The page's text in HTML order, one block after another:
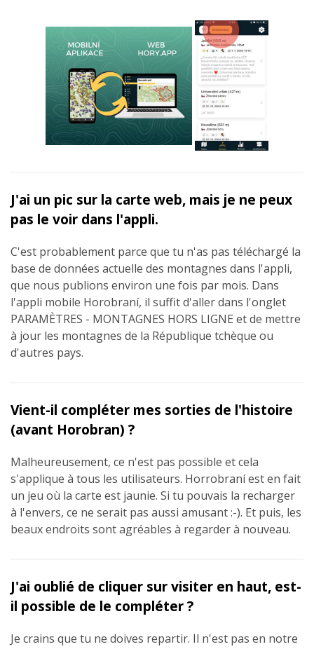
J'ai un pic sur la carte web, mais je ne peux
pas le voir dans l'appli.
C'est probablement parce que tu n'as pas téléchargé la
base de données actuelle des montagnes dans l'appli,
que nous publions environ une fois par mois. Dans
l'appli mobile Horobraní, il suffit d'aller dans l'onglet
PARAMÈTRES - MONTAGNES HORS LIGNE et de mettre
à jour les montagnes de la République tchèque ou
d'autres pays.
Vient-il compléter mes sorties de l'histoire
(avant Horobran) ?
Malheureusement, ce n'est pas possible et cela
s'applique à tous les utilisateurs. Horrobraní est en fait
un jeu où la carte est jaunie. Si tu pouvais la recharger
à l'envers, ce ne serait pas aussi amusant :-). Et puis, les
beaux endroits sont agréables à regarder à nouveau.
J'ai oublié de cliquer sur visiter en haut, est-
il possible de le compléter ?
Je crains que tu ne doives repartir. Il n'est pas en notre